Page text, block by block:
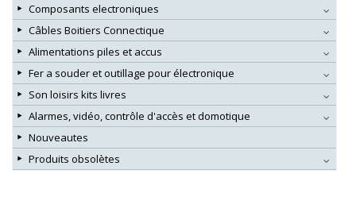
Composants electroniques
Câbles Boitiers Connectique
Alimentations piles et accus
Fer a souder et outillage pour électronique
Son loisirs kits livres
Alarmes, vidéo, contrôle d'accès et domotique
Nouveautes
Produits obsolètes